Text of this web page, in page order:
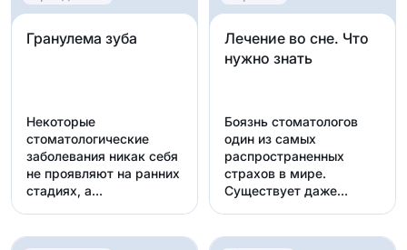
Гранулема зуба
Некоторые
стоматологические
заболевания никак себя
не проявляют на ранних
стадиях, а
Лечение во сне. Что
нужно знать
Боязнь стоматологов
один из самых
распространенных
страхов в мире.
Существует даже